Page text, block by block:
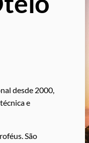
desde 2000,
e
São